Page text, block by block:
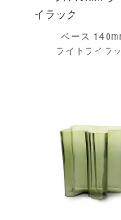
ベース
ライトライラ